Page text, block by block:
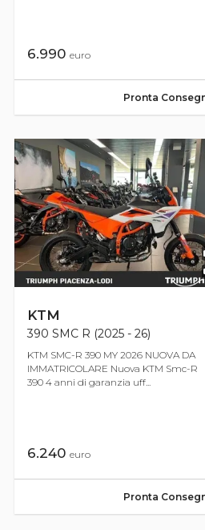
6.990 euro
Pronta
KTM
390 SMC R (2025 - 26)
KTM SMC-R 390 MY 2026 NUOVA DA
IMMATRICOLARE Nuova KTM Smc-R
390 4 anni di garanzia uff...
6.240 euro
Pronta